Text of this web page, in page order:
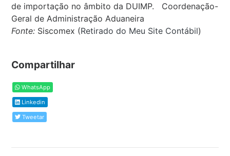
de importação no âmbito da DUIMP. Coordenação-
Geral de Administração Aduaneira
Fonte: Siscomex (Retirado do Meu Site Contábil)
Compartilhar
WhatsApp
Linkedin
Tweetar